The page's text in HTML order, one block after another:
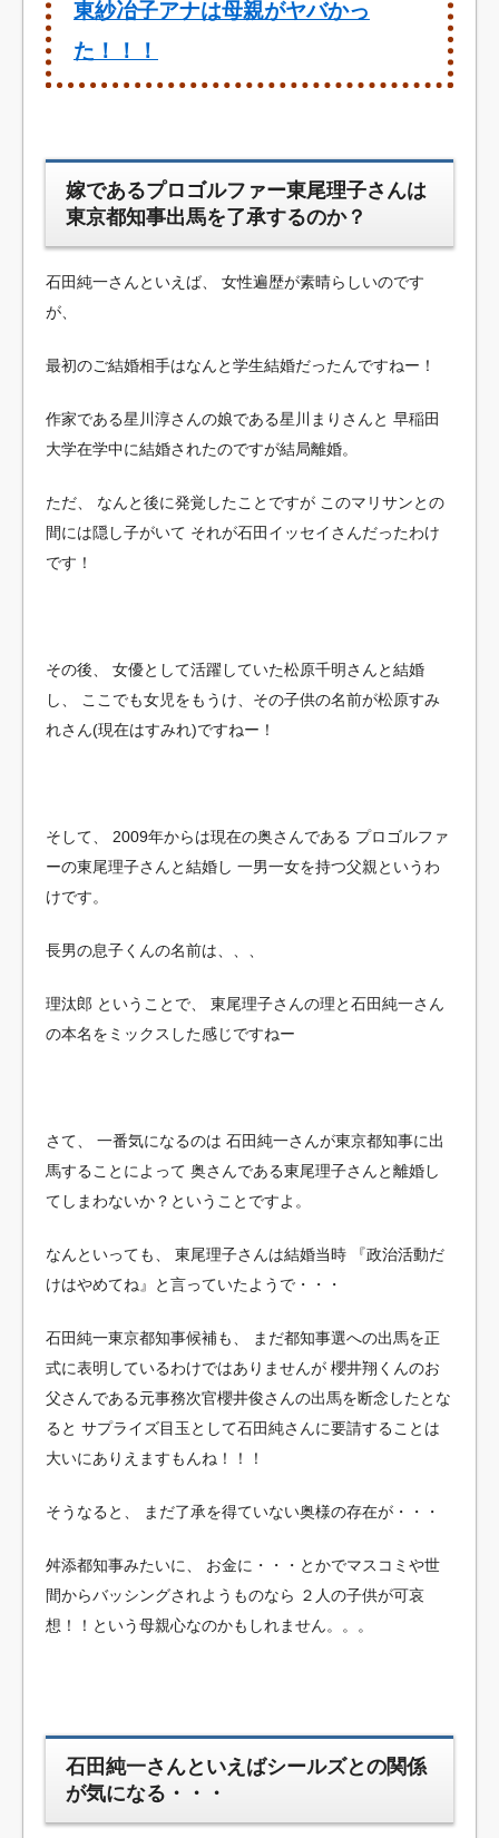
東紗冶子アナは母親がヤバかっ
た！！！
嫁であるプロゴルファー東尾理子さんは
東京都知事出馬を了承するのか？
石田純一さんといえば、
女性遍歴が素晴らしいのです
が、
最初のご結婚相手はなんと学生結婚だったんですねー！
作家である星川淳さんの娘である星川まりさんと 早稲田
大学在学中に結婚されたのですが結局離婚。
ただ、 なんと後に発覚したことですが このマリサンとの
間には隠し子がいて それが石田イッセイさんだったわけ
です！
その後、
女優として活躍していた松原千明さんと結婚
し、
ここでも女児をもうけ、その子供の名前が松原すみ
れさん(現在はすみれ)ですねー！
そして、 2009年からは現在の奥さんである プロゴルファ
ーの東尾理子さんと結婚し 一男一女を持つ父親というわ
けです。
長男の息子くんの名前は、、、
理汰郎 ということで、
東尾理子さんの理と石田純一さん
の本名をミックスした感じですねー
さて、 一番気になるのは 石田純一さんが東京都知事に出
馬することによって 奥さんである東尾理子さんと離婚し
てしまわないか？ということですよ。
なんといっても、 東尾理子さんは結婚当時 『政治活動だ
けはやめてね』と言っていたようで・・・
石田純一東京都知事候補も、
まだ都知事選への出馬を正
式に表明しているわけではありませんが 櫻井翔くんのお
父さんである元事務次官櫻井俊さんの出馬を断念したとな
ると サプライズ目玉として石田純さんに要請することは
大いにありえますもんね！！！
そうなると、 まだ了承を得ていない奥様の存在が・・・
舛添都知事みたいに、
お金に・・・とかでマスコミや世
間からバッシングされようものなら ２人の子供が可哀
想！！という母親心なのかもしれません。。。
石田純一さんといえばシールズとの関係
が気になる・・・